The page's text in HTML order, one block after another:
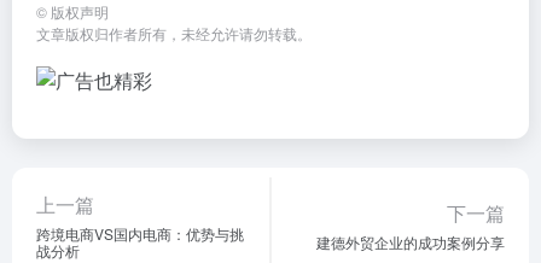
© 版权声明
文章版权归作者所有，未经允许请勿转载。
上一篇
跨境电商VS国内电商：优势与挑
战分析
下一篇
建德外贸企业的成功案例分享